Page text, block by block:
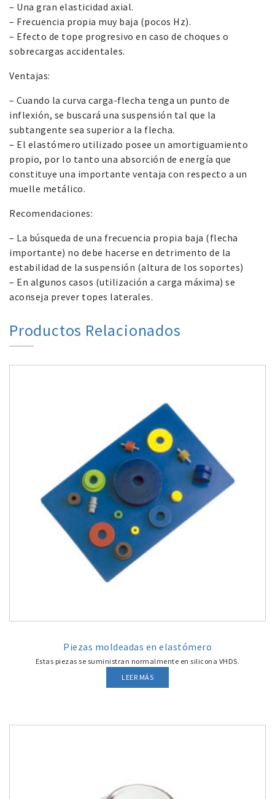
– Una gran elasticidad axial.
– Frecuencia propia muy baja (pocos Hz).
– Efecto de tope progresivo en caso de choques o
sobrecargas accidentales.
Ventajas:
– Cuando la curva carga-flecha tenga un punto de
inflexión, se buscará una suspensión tal que la
subtangente sea superior a la flecha.
– El elastómero utilizado posee un amortiguamiento
propio, por lo tanto una absorción de energía que
constituye una importante ventaja con respecto a un
muelle metálico.
Recomendaciones:
– La búsqueda de una frecuencia propia baja (flecha
importante) no debe hacerse en detrimento de la
estabilidad de la suspensión (altura de los soportes)
– En algunos casos (utilización a carga máxima) se
aconseja prever topes laterales.
Productos Relacionados
Piezas moldeadas en elastómero
Estas piezas se suministran normalmente en silicona VHDS.
LEER MÁS